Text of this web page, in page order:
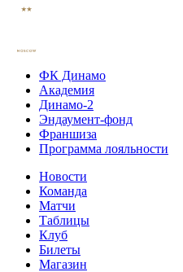
ФК Динамо
Академия
Динамо-2
Эндаумент-фонд
Франшиза
Программа лояльности
Новости
Команда
Матчи
Таблицы
Клуб
Билеты
Магазин